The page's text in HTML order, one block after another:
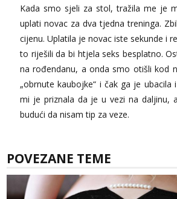
Kada smo sjeli za stol, tražila me je
uplati novac za dva tjedna treninga.
cijenu. Uplatila je novac iste sekunde i
to riješili da bi htjela seks besplatno.
na rođendanu, a onda smo otišli kod
„obrnute kaubojke“ i čak ga je ubacila
mi je priznala da je u vezi na daljinu,
budući da nisam tip za veze.
POVEZANE TEME